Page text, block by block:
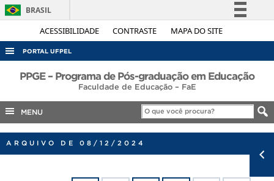
ACESSIBILIDADE CONTRASTE MAPA DO SITE
BRASIL
Simplifique!
Acesso à informação
Legislação
Canais
PORTAL UFPEL
ACESSO À INFORMAÇÃO
COBALTO
CONCURSOS
EDITAIS
INTERNACIONAL
PPGE – Programa de Pós-graduação em Educação
Faculdade de Educação – FaE
MENU
ARQUIVO DE 08/12/2024